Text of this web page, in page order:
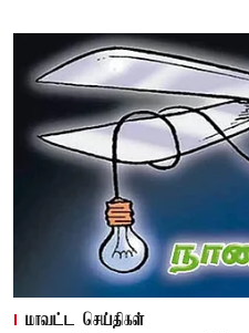
மாவட்ட செய்திகள்